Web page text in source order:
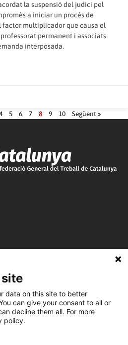
la suspensió del judici pel
a iniciar un procés de
multiplicador que causa el
permanent i associats
interposada.
5 6 7 8 9 10 Següent »
– 08014 Barcelona
data on this site to better
can give your consent to all or
decline them all. For more
policy.